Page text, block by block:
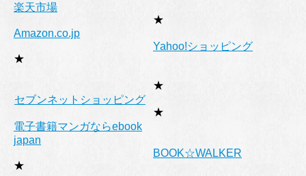
楽天市場
★
Amazon.co.jp
★
Yahoo!ショッピング
★
セブンネットショッピング
★
電子書籍マンガならebook
japan
★
BOOK☆WALKER